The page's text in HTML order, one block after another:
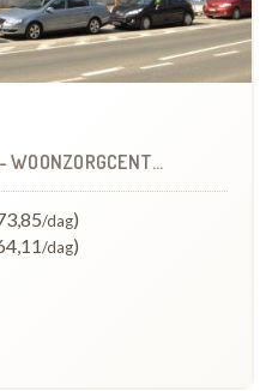
- WOONZORGCENTRUM (WZC)
/dag)
/dag)